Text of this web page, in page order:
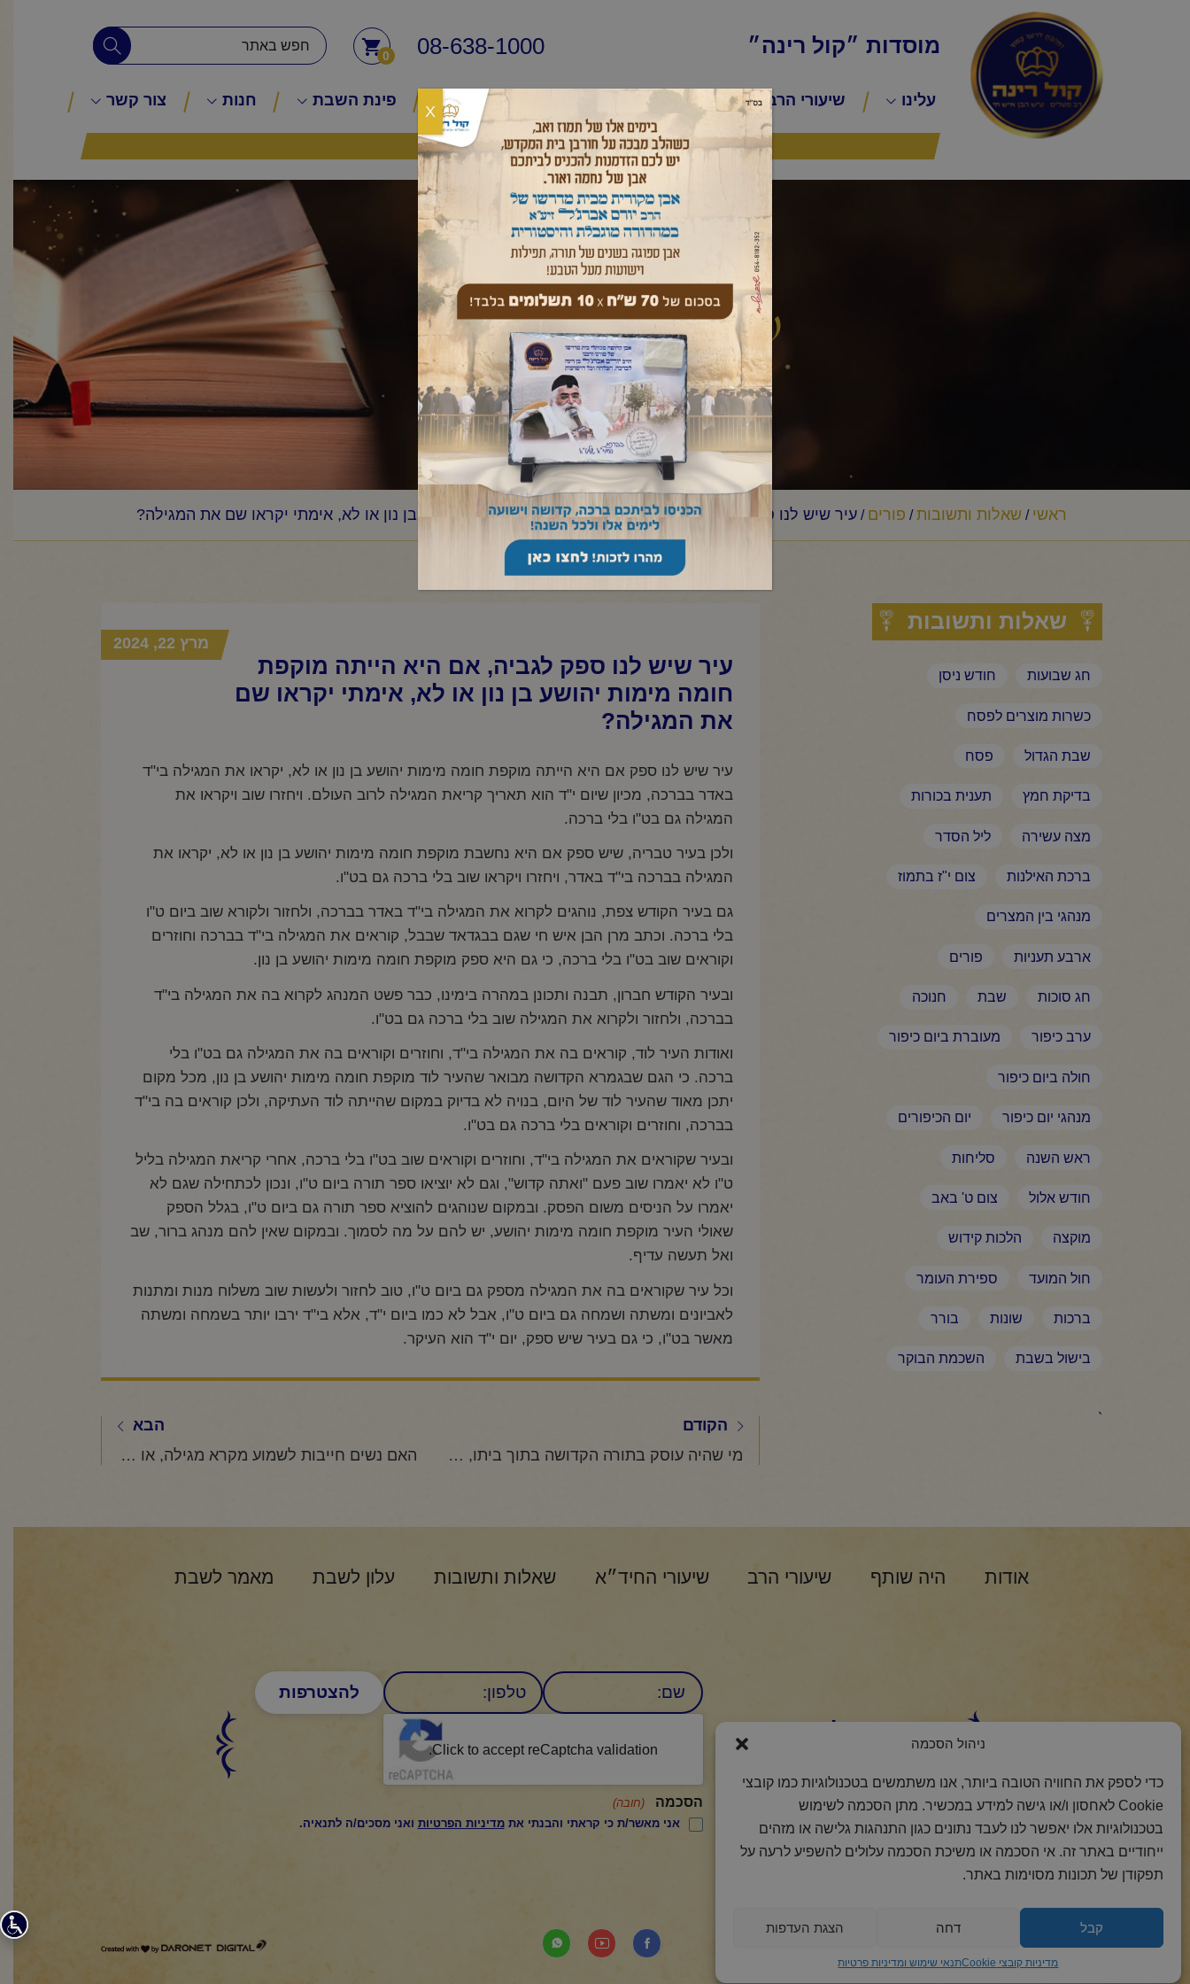
ניהול הסכמה
כדי לספק את החוויה הטובה ביותר, אנו משתמשים בטכנולוגיות כמו קובצי
Cookie לאחסון ו/או גישה למידע במכשיר. מתן הסכמה לשימוש
בטכנולוגיות אלו יאפשר לנו לעבד נתונים כגון התנהגות גלישה או מזהים
ייחודיים באתר זה. אי הסכמה או משיכת הסכמה עלולים להשפיע לרעה על
תפקודן של תכונות מסוימות באתר.
קבל דחה הצגת העדפות
מדיניות קובצי Cookie תנאי שימוש ומדיניות פרטיות
מוסדות ״קול רינה״ 08-638-1000
0
עלינו שיעורי הרב שיעורי החיד״א שאלות ותשובות פינת השבת חנות צור קשר
היה שותף
שאלות ותשובות
ראשי / שאלות ותשובות/ פורים / עיר שיש לנו ספק לגביה, אם היא הייתה מוקפת חומה מימות יהושע בן נון או לא, אימתי יקראו שם את המגילה?
שאלות ותשובות
חג שבועות חודש ניסן
כשרות מוצרים לפסח
שבת הגדול פסח
בדיקת חמץ תענית בכורות
מצה עשירה ליל הסדר
ברכת האילנות צום י"ז בתמוז
מנהגי בין המצרים
ארבע תעניות פורים
חג סוכות שבת חנוכה
ערב כיפור מעוברת ביום כיפור
חולה ביום כיפור
מנהגי יום כיפור יום הכיפורים
ראש השנה סליחות
חודש אלול צום ט' באב
מוקצה הלכות קידוש
חול המועד ספירת העומר
ברכות שונות בורר
בישול בשבת השכמת הבוקר
`
עיר שיש לנו ספק לגביה, אם היא הייתה מוקפת
חומה מימות יהושע בן נון או לא, אימתי יקראו שם
את המגילה?
מרץ 22, 2024
עיר שיש לנו ספק אם היא הייתה מוקפת חומה מימות יהושע בן נון או לא, יקראו את המגילה בי"ד
באדר בברכה, מכיון שיום י"ד הוא תאריך קריאת המגילה לרוב העולם. ויחזרו שוב ויקראו את
המגילה גם בט"ו בלי ברכה.
ולכן בעיר טבריה, שיש ספק אם היא נחשבת מוקפת חומה מימות יהושע בן נון או לא, יקראו את
המגילה בברכה בי"ד באדר, ויחזרו ויקראו שוב בלי ברכה גם בט"ו.
גם בעיר הקודש צפת, נוהגים לקרוא את המגילה בי"ד באדר בברכה, ולחזור ולקורא שוב ביום ט"ו
בלי ברכה. וכתב מרן הבן איש חי שגם בבגדאד שבבל, קוראים את המגילה בי"ד בברכה וחוזרים
וקוראים שוב בט"ו בלי ברכה, כי גם היא ספק מוקפת חומה מימות יהושע בן נון.
ובעיר הקודש חברון, תבנה ותכונן במהרה בימינו, כבר פשט המנהג לקרוא בה את המגילה בי"ד
בברכה, ולחזור ולקרוא את המגילה שוב בלי ברכה גם בט"ו.
ואודות העיר לוד, קוראים בה את המגילה בי"ד, וחוזרים וקוראים בה את המגילה גם בט"ו בלי
ברכה. כי הגם שבגמרא הקדושה מבואר שהעיר לוד מוקפת חומה מימות יהושע בן נון, מכל מקום
יתכן מאוד שהעיר לוד של היום, בנויה לא בדיוק במקום שהייתה לוד העתיקה, ולכן קוראים בה בי"ד
בברכה, וחוזרים וקוראים בלי ברכה גם בט"ו.
ובעיר שקוראים את המגילה בי"ד, וחוזרים וקוראים שוב בט"ו בלי ברכה, אחרי קריאת המגילה בליל
ט"ו לא יאמרו שוב פעם "ואתה קדוש", וגם לא יוציאו ספר תורה ביום ט"ו, ונכון לכתחילה שגם לא
יאמרו על הניסים משום הפסק. ובמקום שנוהגים להוציא ספר תורה גם ביום ט"ו, בגלל הספק
שאולי העיר מוקפת חומה מימות יהושע, יש להם על מה לסמוך. ובמקום שאין להם מנהג ברור, שב
ואל תעשה עדיף.
וכל עיר שקוראים בה את המגילה מספק גם ביום ט"ו, טוב לחזור ולעשות שוב משלוח מנות ומתנות
לאביונים ומשתה ושמחה גם ביום ט"ו, אבל לא כמו ביום י"ד, אלא בי"ד ירבו יותר בשמחה ומשתה
מאשר בט"ו, כי גם בעיר שיש ספק, יום י"ד הוא העיקר.
הקודם
מי שהיה עוסק בתורה הקדושה בתוך ביתו, או בתוך בית המדרש, ויש ברשותו מגילה כשירה הכתובה על קלף, האם יכול לקרוא את המגילה לעצמו בבית, כדי להמשיך מיד בלימוד התורה הקדושה, ולא יעבור זמן רב עד שילך לבית הכנסת, ויתחילו לקרוא, או שמא מוכרח בכל אופן ללכת לשמוע את המגילה בבית הכנסת, למרות שכאמור יפסיד זמן איכות של לימוד תורה?
הבא
האם נשים חייבות לשמוע מקרא מגילה, או לא?
אודות היה שותף שיעורי הרב שיעורי החיד״א שאלות ותשובות עלון לשבת מאמר לשבת
הצטרפות למסר היומי
שם טלפון:
Click to accept reCaptcha validation.
הסכמה
(חובה)
אני מאשר/ת כי קראתי והבנתי אתמדיניות הפרטיות
שמורות לקול רינה
הצהרת
מדיניות
Cookie
ד
X